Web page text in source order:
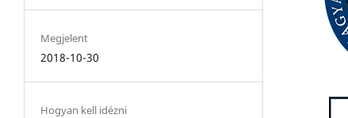
Megjelent
2018-10-30
Hogyan kell idézni